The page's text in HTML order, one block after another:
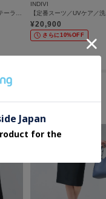
INDIVI
¥20,900
さらに10%OFF